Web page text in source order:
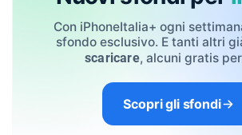
Con iPhoneItalia+ ogni
sfondo esclusivo. E tanti altri
scaricare, alcuni gratis
Scopri gli sfondi